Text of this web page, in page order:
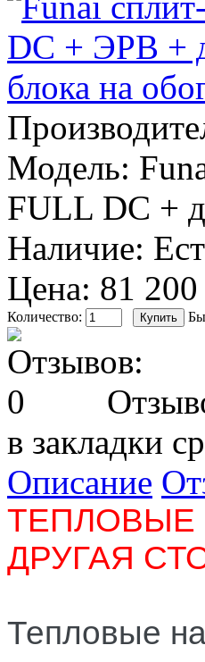
Модель:
FULL DC +
Наличие:
Цена: 81
Количество:
в закладки
Описание
ТЕПЛОВЫЕ
ДРУГАЯ
Тепловые